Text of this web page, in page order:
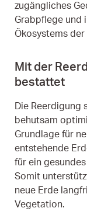
zugängliches
Grabpflege und
Ökosystems
Mit der
bestattet
Die
behutsam
Grundlage für
entstehende
für ein
Somit
neue Erde
Vegetation.